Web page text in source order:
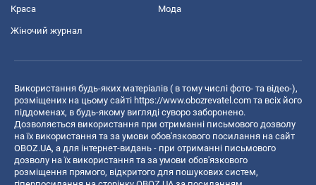
Краса Мода
Жіночий журнал
Використання будь-яких матеріалів ( в тому числі фото- та відео-),
розміщених на цьому сайті https://www.obozrevatel.com та всіх його
піддоменах, в будь-якому вигляді суворо заборонено.
Дозволяється використання при отриманні письмового дозволу
на їх використання та за умови обов'язкового посилання на сайт
OBOZ.UA, а для інтернет-видань - при отриманні письмового
дозволу на їх використання та за умови обов'язкового
розміщення прямого, відкритого для пошукових систем,